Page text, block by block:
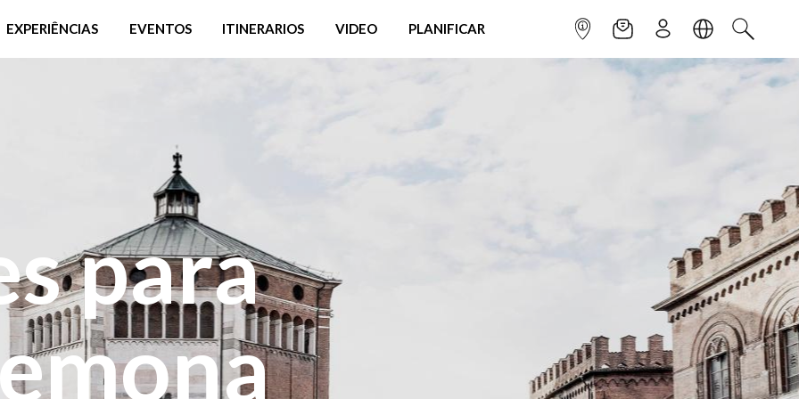
EXPERIÊNCIAS EVENTOS ITINERARIOS VIDEO PLANIFICAR INFOPOINTNEWSLETTER
SUSCRÌBETE
IDIOMABUSCAR
para